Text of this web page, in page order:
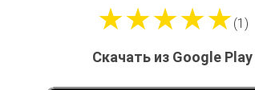
★★★★★(1)
Скачать из Google Play